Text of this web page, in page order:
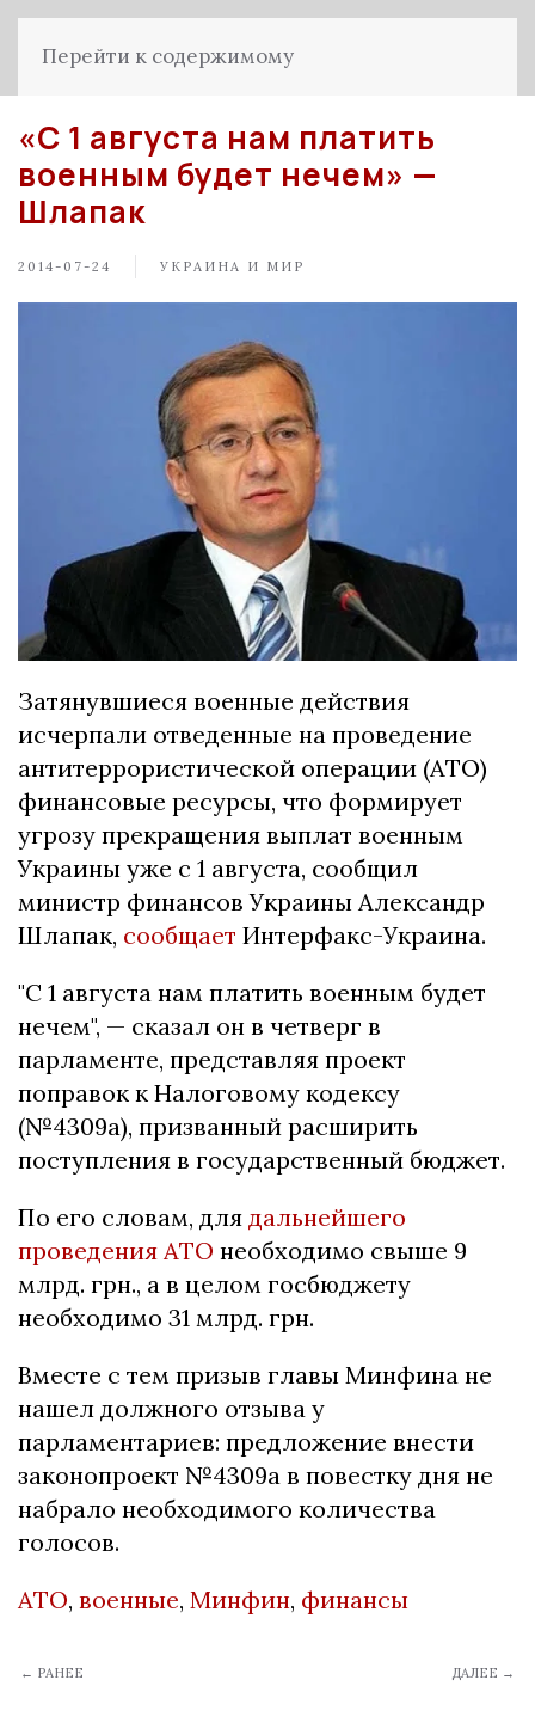
Перейти к содержимому
«С 1 августа нам платить
военным будет нечем» —
Шлапак
2014-07-24 УКРАИНА И МИР
Затянувшиеся военные действия
исчерпали отведенные на проведение
антитеррористической операции (АТО)
финансовые ресурсы, что формирует
угрозу прекращения выплат военным
Украины уже с 1 августа, сообщил
министр финансов Украины Александр
Шлапак, сообщает Интерфакс-Украина.
"С 1 августа нам платить военным будет
нечем", — сказал он в четверг в
парламенте, представляя проект
поправок к Налоговому кодексу
(№4309а), призванный расширить
поступления в государственный бюджет.
По его словам, для дальнейшего
проведения АТО необходимо свыше 9
млрд. грн., а в целом госбюджету
необходимо 31 млрд. грн.
Вместе с тем призыв главы Минфина не
нашел должного отзыва у
парламентариев: предложение внести
законопроект №4309а в повестку дня не
набрало необходимого количества
голосов.
АТО, военные, Минфин, финансы
← РАНЕЕ ДАЛЕЕ →